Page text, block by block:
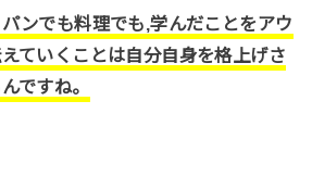
ンでも料理でも,学んだことをアウ
ていくことは自分自身を格上げさ
ですね。